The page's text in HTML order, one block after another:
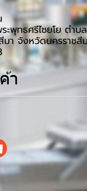
พุทธศรีไชยโย ตำบ
มา จังหวัดนครราช
า